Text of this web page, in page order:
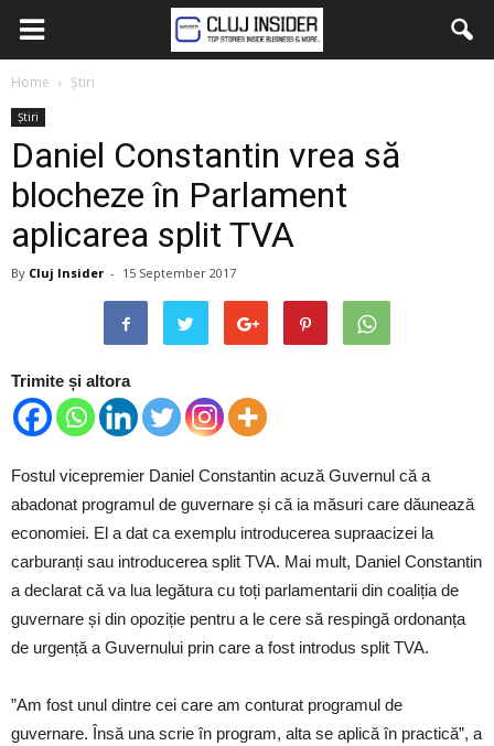
Home Știri
Știri
Daniel Constantin vrea să
blocheze în Parlament
aplicarea split TVA
By Cluj Insider - 15 September 2017
Trimite și altora
Fostul vicepremier Daniel Constantin acuză Guvernul că a
abadonat programul de guvernare și că ia măsuri care dăunează
economiei. El a dat ca exemplu introducerea supraacizei la
carburanți sau introducerea split TVA. Mai mult, Daniel Constantin
a declarat că va lua legătura cu toți parlamentarii din coaliția de
guvernare și din opoziție pentru a le cere să respingă ordonanța
de urgență a Guvernului prin care a fost introdus split TVA.
”Am fost unul dintre cei care am conturat programul de
guvernare. Însă una scrie în program, alta se aplică în practică”, a